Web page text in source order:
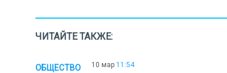
ЧИТАЙТЕ ТАКЖЕ:
ОБЩЕСТВО 10 мар 11:54